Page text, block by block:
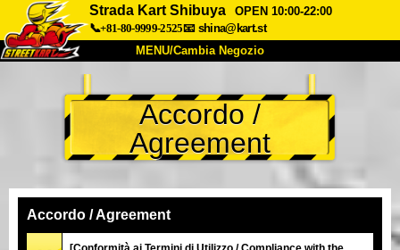
Strada Kart Shibuya
OPEN 10:00-22:00
📞+81-80-9999-2525📧 shina@kart.st
MENU/Cambia Negozio
Chi Siamo Specifiche Prezzo
Accesso Recensioni FAQ
Prenotazioni
Cambia Negozio
Tokyo Shinagawa
Accordo /
Agreement
Accordo / Agreement